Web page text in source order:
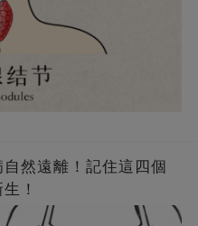
然遠離！記住這四個
！